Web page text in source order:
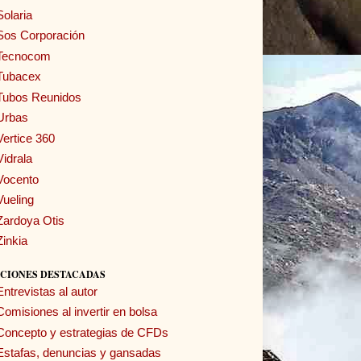
Corporación
Reunidos
360
Otis
DESTACADAS
al autor
al invertir en bolsa
y estrategias de CFDs
denuncias y gansadas